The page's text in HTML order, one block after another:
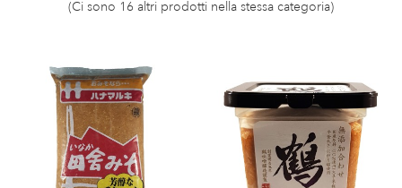
(Ci sono 16 altri prodotti nella stessa categoria)